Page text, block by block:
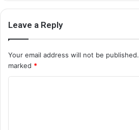
Leave a Reply
Your email address will not be published.
marked *